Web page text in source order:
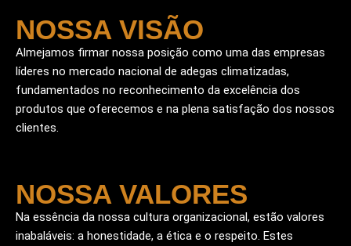
NOSSA VISÃO
Almejamos firmar nossa posição como uma das empresas
líderes no mercado nacional de adegas climatizadas,
fundamentados no reconhecimento da excelência dos
produtos que oferecemos e na plena satisfação dos nossos
clientes.
NOSSA VALORES
Na essência da nossa cultura organizacional, estão valores
inabaláveis: a honestidade, a ética e o respeito. Estes